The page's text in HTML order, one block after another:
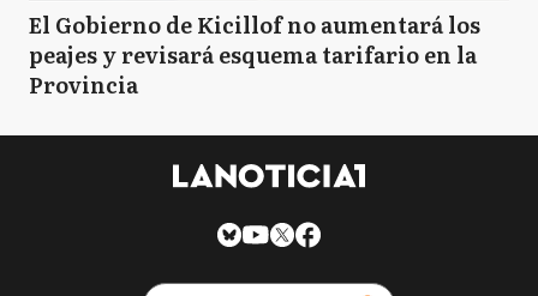
El Gobierno de Kicillof no aumentará los
peajes y revisará esquema tarifario en la
Provincia